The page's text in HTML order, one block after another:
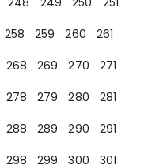
258 259 260
261
268 269 270
271
278 279 280
281
288 289 290
291
298 299 300 301